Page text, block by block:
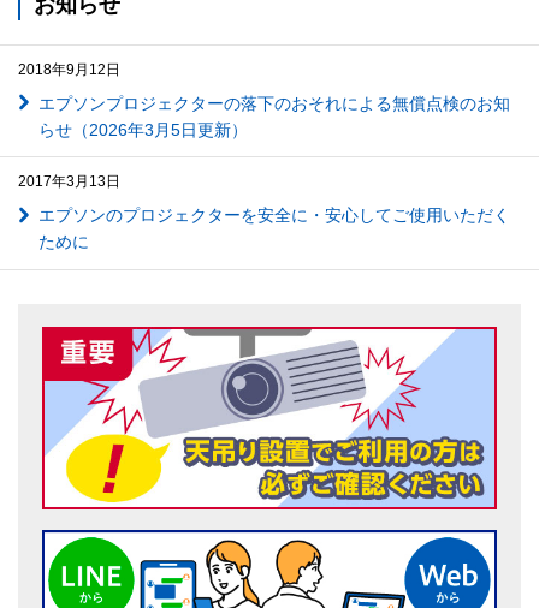
お知らせ
2018年9月12日
エプソンプロジェクターの落下のおそれによる無償点検のお知
らせ（2026年3月5日更新）
2017年3月13日
エプソンのプロジェクターを安全に・安心してご使用いただく
ために